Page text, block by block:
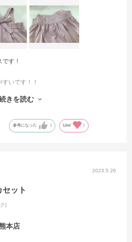
す！
いです！！
し可能で、別々のコーデで組み合わせて
など合わせてgood！！
きを読む
参考になった 1 Like! 1
2023.5.26
ット
)
本店